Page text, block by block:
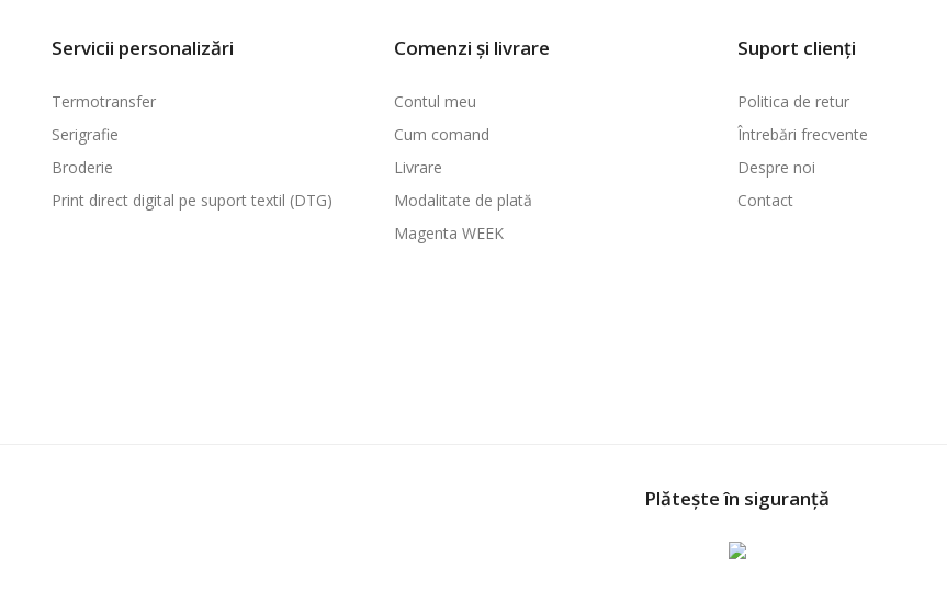
Servicii personalizări
Termotransfer
Serigrafie
Broderie
Print direct digital pe suport textil (DTG)
Comenzi și livrare
Contul meu
Cum comand
Livrare
Modalitate de plată
Magenta WEEK
Suport clienți
Politica de retur
Întrebări frecvente
Despre noi
Contact
Plătește în siguranță